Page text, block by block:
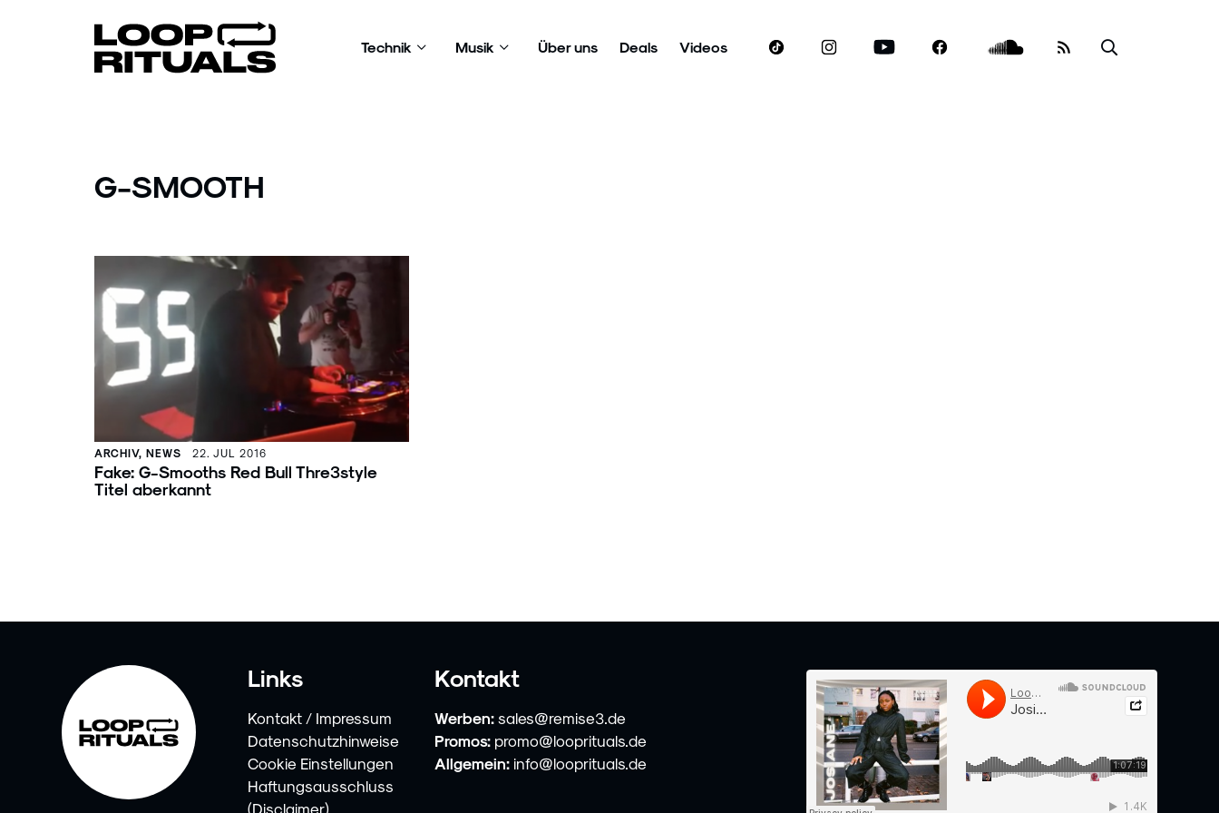
Technik Musik Über uns Deals Videos
G-SMOOTH
ARCHIV, NEWS 22. JUL 2016
Fake: G-Smooths Red Bull Thre3style
Titel aberkannt
Links
Kontakt / Impressum
Datenschutzhinweise
Cookie Einstellungen
Haftungsausschluss
(Disclaimer)
Kontakt
Werben: sales@remise3.de
Promos: promo@looprituals.de
Allgemein: info@looprituals.de